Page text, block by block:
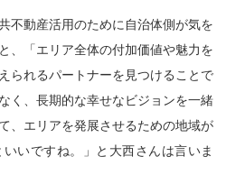
不動産活用のために自治体側が気を
、「エリア全体の付加価値や魅力を
られるパートナーを見つけることで
く、長期的な幸せなビジョンを一緒
、エリアを発展させるための地域が
いですね。」と大西さんは言いま